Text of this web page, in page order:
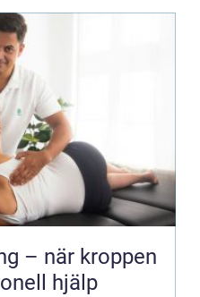
– när kroppen
hjälp